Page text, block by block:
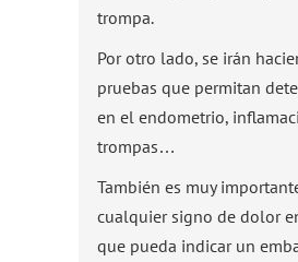
trompa.
Por otro lado, se irán
pruebas que permitan
en el endometrio,
trompas…
También es muy
cualquier signo de dolor
que pueda indicar un